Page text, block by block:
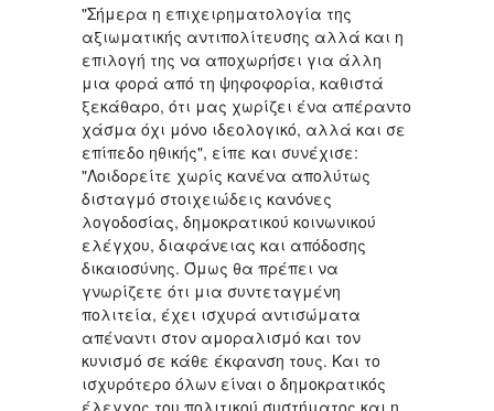
"Σήμερα η επιχειρηματολογία της
αξιωματικής αντιπολίτευσης αλλά και η
επιλογή της να αποχωρήσει για άλλη
μια φορά από τη ψηφοφορία, καθιστά
ξεκάθαρο, ότι μας χωρίζει ένα απέραντο
χάσμα όχι μόνο ιδεολογικό, αλλά και σε
επίπεδο ηθικής", είπε και συνέχισε:
"Λοιδορείτε χωρίς κανένα απολύτως
δισταγμό στοιχειώδεις κανόνες
λογοδοσίας, δημοκρατικού κοινωνικού
ελέγχου, διαφάνειας και απόδοσης
δικαιοσύνης. Όμως θα πρέπει να
γνωρίζετε ότι μια συντεταγμένη
πολιτεία, έχει ισχυρά αντισώματα
απέναντι στον αμοραλισμό και τον
κυνισμό σε κάθε έκφανση τους. Και το
ισχυρότερο όλων είναι ο δημοκρατικός
έλεγχος του πολιτικού συστήματος και η